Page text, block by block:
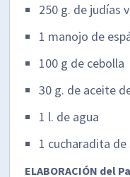
250 g. de judías
1 manojo de
100 g de cebolla
30 g. de aceite
1 l. de agua
1 cucharadita de
ELABORACIÓN del